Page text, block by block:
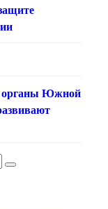
органы Южной